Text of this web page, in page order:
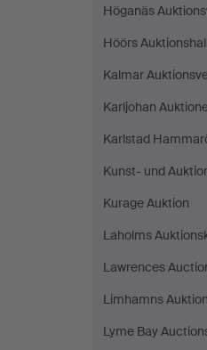
Höganäs
Höörs Auktionshall
Kalmar
Karljohan
Karlstad
Kunst- und
Kurage Auktion
Laholms
Lawrences
Limhamns
Lyme Bay